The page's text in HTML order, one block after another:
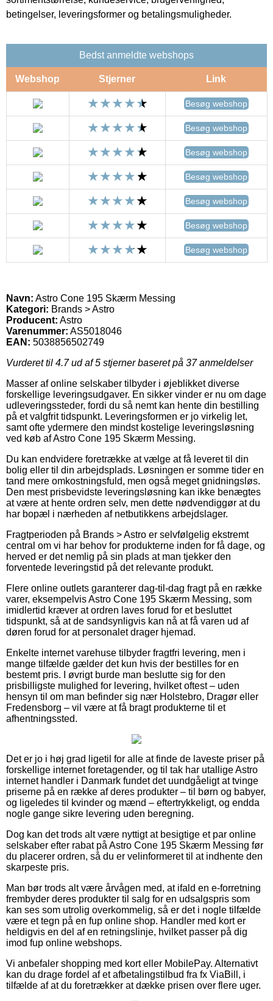
betingelser, leveringsformer og betalingsmuligheder.
Bedst anmeldte webshops
Webshop Stjerner Link
Besøg webshop
Besøg webshop
Besøg webshop
Besøg webshop
Besøg webshop
Besøg webshop
Besøg webshop
Navn: Astro Cone 195 Skærm Messing
Kategori: Brands > Astro
Producent: Astro
Varenummer: AS5018046
EAN: 5038856502749
Vurderet til 4.7ud af 5 stjerner baseret på 37anmeldelser
Masser af online selskaber tilbyder i øjeblikket diverse
forskellige leveringsudgaver. En sikker vinder er nu om dage
udleveringssteder, fordi du så nemt kan hente din bestilling
på et valgfrit tidspunkt. Leveringsformen er jo virkelig let,
samt ofte ydermere den mindst kostelige leveringsløsning
ved køb af Astro Cone 195 Skærm Messing.
Du kan endvidere foretrække at vælge at få leveret til din
bolig eller til din arbejdsplads. Løsningen er somme tider en
tand mere omkostningsfuld, men også meget gnidningsløs.
Den mest prisbevidste leveringsløsning kan ikke benægtes
at være at hente ordren selv, men dette nødvendiggør at du
har bopæl i nærheden af netbutikkens arbejdslager.
Fragtperioden på Brands > Astro er selvfølgelig ekstremt
central om vi har behov for produkterne inden for få dage, og
herved er det nemlig på sin plads at man tjekker den
forventede leveringstid på det relevante produkt.
Flere online outlets garanterer dag-til-dag fragt på en række
varer, eksempelvis Astro Cone 195 Skærm Messing, som
imidlertid kræver at ordren laves forud for et besluttet
tidspunkt, så at de sandsynligvis kan nå at få varen ud af
døren forud for at personalet drager hjemad.
Enkelte internet varehuse tilbyder fragtfri levering, men i
mange tilfælde gælder det kun hvis der bestilles for en
bestemt pris. I øvrigt burde man beslutte sig for den
prisbilligste mulighed for levering, hvilket oftest – uden
hensyn til om man befinder sig nær Holstebro, Dragør eller
Fredensborg – vil være at få bragt produkterne til et
afhentningssted.
Det er jo i høj grad ligetil for alle at finde de laveste priser på
forskellige internet foretagender, og til tak har utallige Astro
internet handler i Danmark fundet det uundgåeligt at tvinge
priserne på en række af deres produkter – til børn og babyer,
og ligeledes til kvinder og mænd – eftertrykkeligt, og endda
nogle gange sikre levering uden beregning.
Dog kan det trods alt være nyttigt at besigtige et par online
selskaber efter rabat på Astro Cone 195 Skærm Messing før
du placerer ordren, så du er velinformeret til at indhente den
skarpeste pris.
Man bør trods alt være årvågen med, at ifald en e-forretning
frembyder deres produkter til salg for en udsalgspris som
kan ses som utrolig overkommelig, så er det i nogle tilfælde
være et tegn på en fup online shop. Handler med kort er
heldigvis en del af en retningslinje, hvilket passer på dig
imod fup online webshops.
Vi anbefaler shopping med kort eller MobilePay. Alternativt
kan du drage fordel af et afbetalingstilbud fra fx ViaBill, i
tilfælde af at du foretrækker at dække prisen over flere uger.